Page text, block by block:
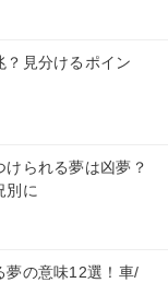
？見分けるポイン
けられる夢は凶夢？
別に
夢の意味12選！車/